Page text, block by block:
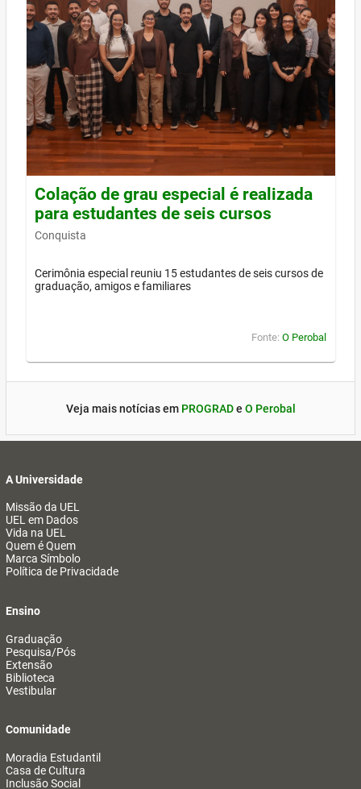
Colação de grau especial é realizada
para estudantes de seis cursos
Conquista
Cerimônia especial reuniu 15 estudantes de seis cursos de
graduação, amigos e familiares
Fonte: O Perobal
Veja mais notícias em PROGRADe O Perobal
A Universidade
Missão da UEL
UEL em Dados
Vida na UEL
Quem é Quem
Marca Símbolo
Política de Privacidade
Ensino
Graduação
Pesquisa/Pós
Extensão
Biblioteca
Vestibular
Comunidade
Moradia Estudantil
Casa de Cultura
Inclusão Social